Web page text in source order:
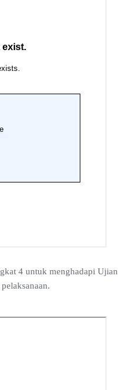
4 untuk menghadapi Ujian